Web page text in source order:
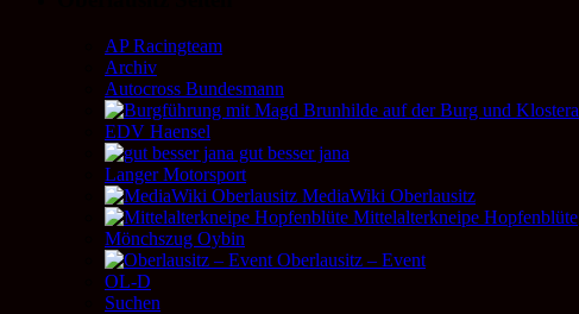
AP Racingteam
Archiv
Autocross Bundesmann
EDV Haensel
gut besser jana
Langer Motorsport
MediaWiki Oberlausitz
Mittelalterkneipe Hopfenblüte
Mönchszug Oybin
Oberlausitz – Event
OL-D
Suchen